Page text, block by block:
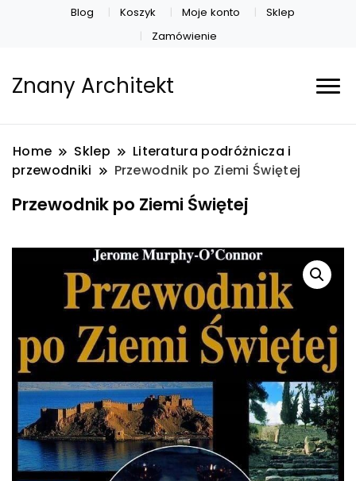
Blog Koszyk Moje konto
Sklep
Zamówienie
Znany Architekt
Home Sklep
Literatura podróżnicza i
przewodniki
Przewodnik po Ziemi Świętej
Przewodnik po Ziemi Świętej